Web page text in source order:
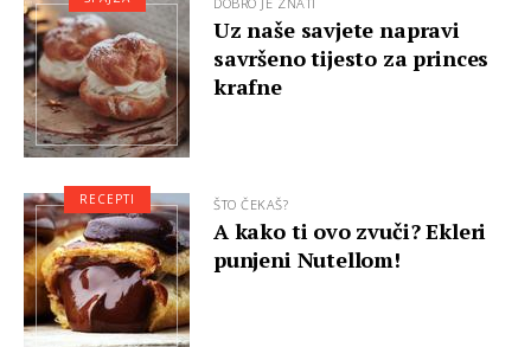
Uz naše savjete napravi
savršeno tijesto za princes
krafne
ŠTO ČEKAŠ?
A kako ti ovo zvuči? Ekleri
punjeni Nutellom!
RECEPTI